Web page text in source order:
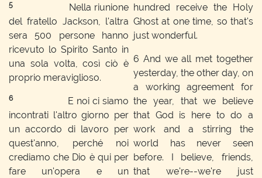
5
Nella riunione
del fratello Jackson, l'altra
sera 500 persone hanno
ricevuto lo Spirito Santo in
una sola volta, così ciò è
proprio meraviglioso.
6E noi ci siamo
incontrati l'altro giorno per
un accordo di lavoro per
quest'anno, perché noi
crediamo che Dio è qui per
fare un'opera e un
hundred receive the Holy
Ghost at one time, so that's
just wonderful.
6 And we all met together
yesterday, the other day, on
a working agreement for
the year, that we believe
that God is here to do a
work and a stirring the
world has never seen
before. I believe, friends,
that we're--we're just